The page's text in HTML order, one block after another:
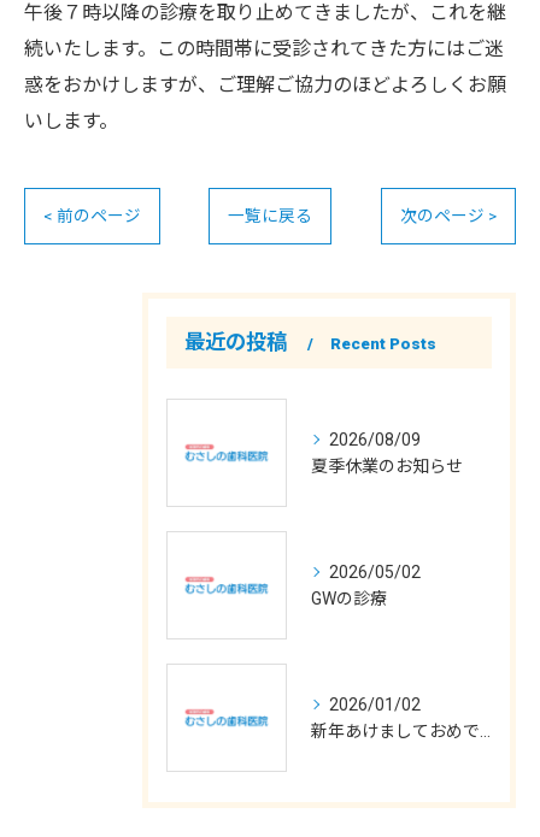
午後７時以降の診療を取り止めてきましたが、これを継
続いたします。この時間帯に受診されてきた方にはご迷
惑をおかけしますが、ご理解ご協力のほどよろしくお願
いします。
< 前のページ 一覧に戻る 次のページ >
最近の投稿 Recent Posts
2026/08/09
夏季休業のお知らせ
2026/05/02
GWの診療
2026/01/02